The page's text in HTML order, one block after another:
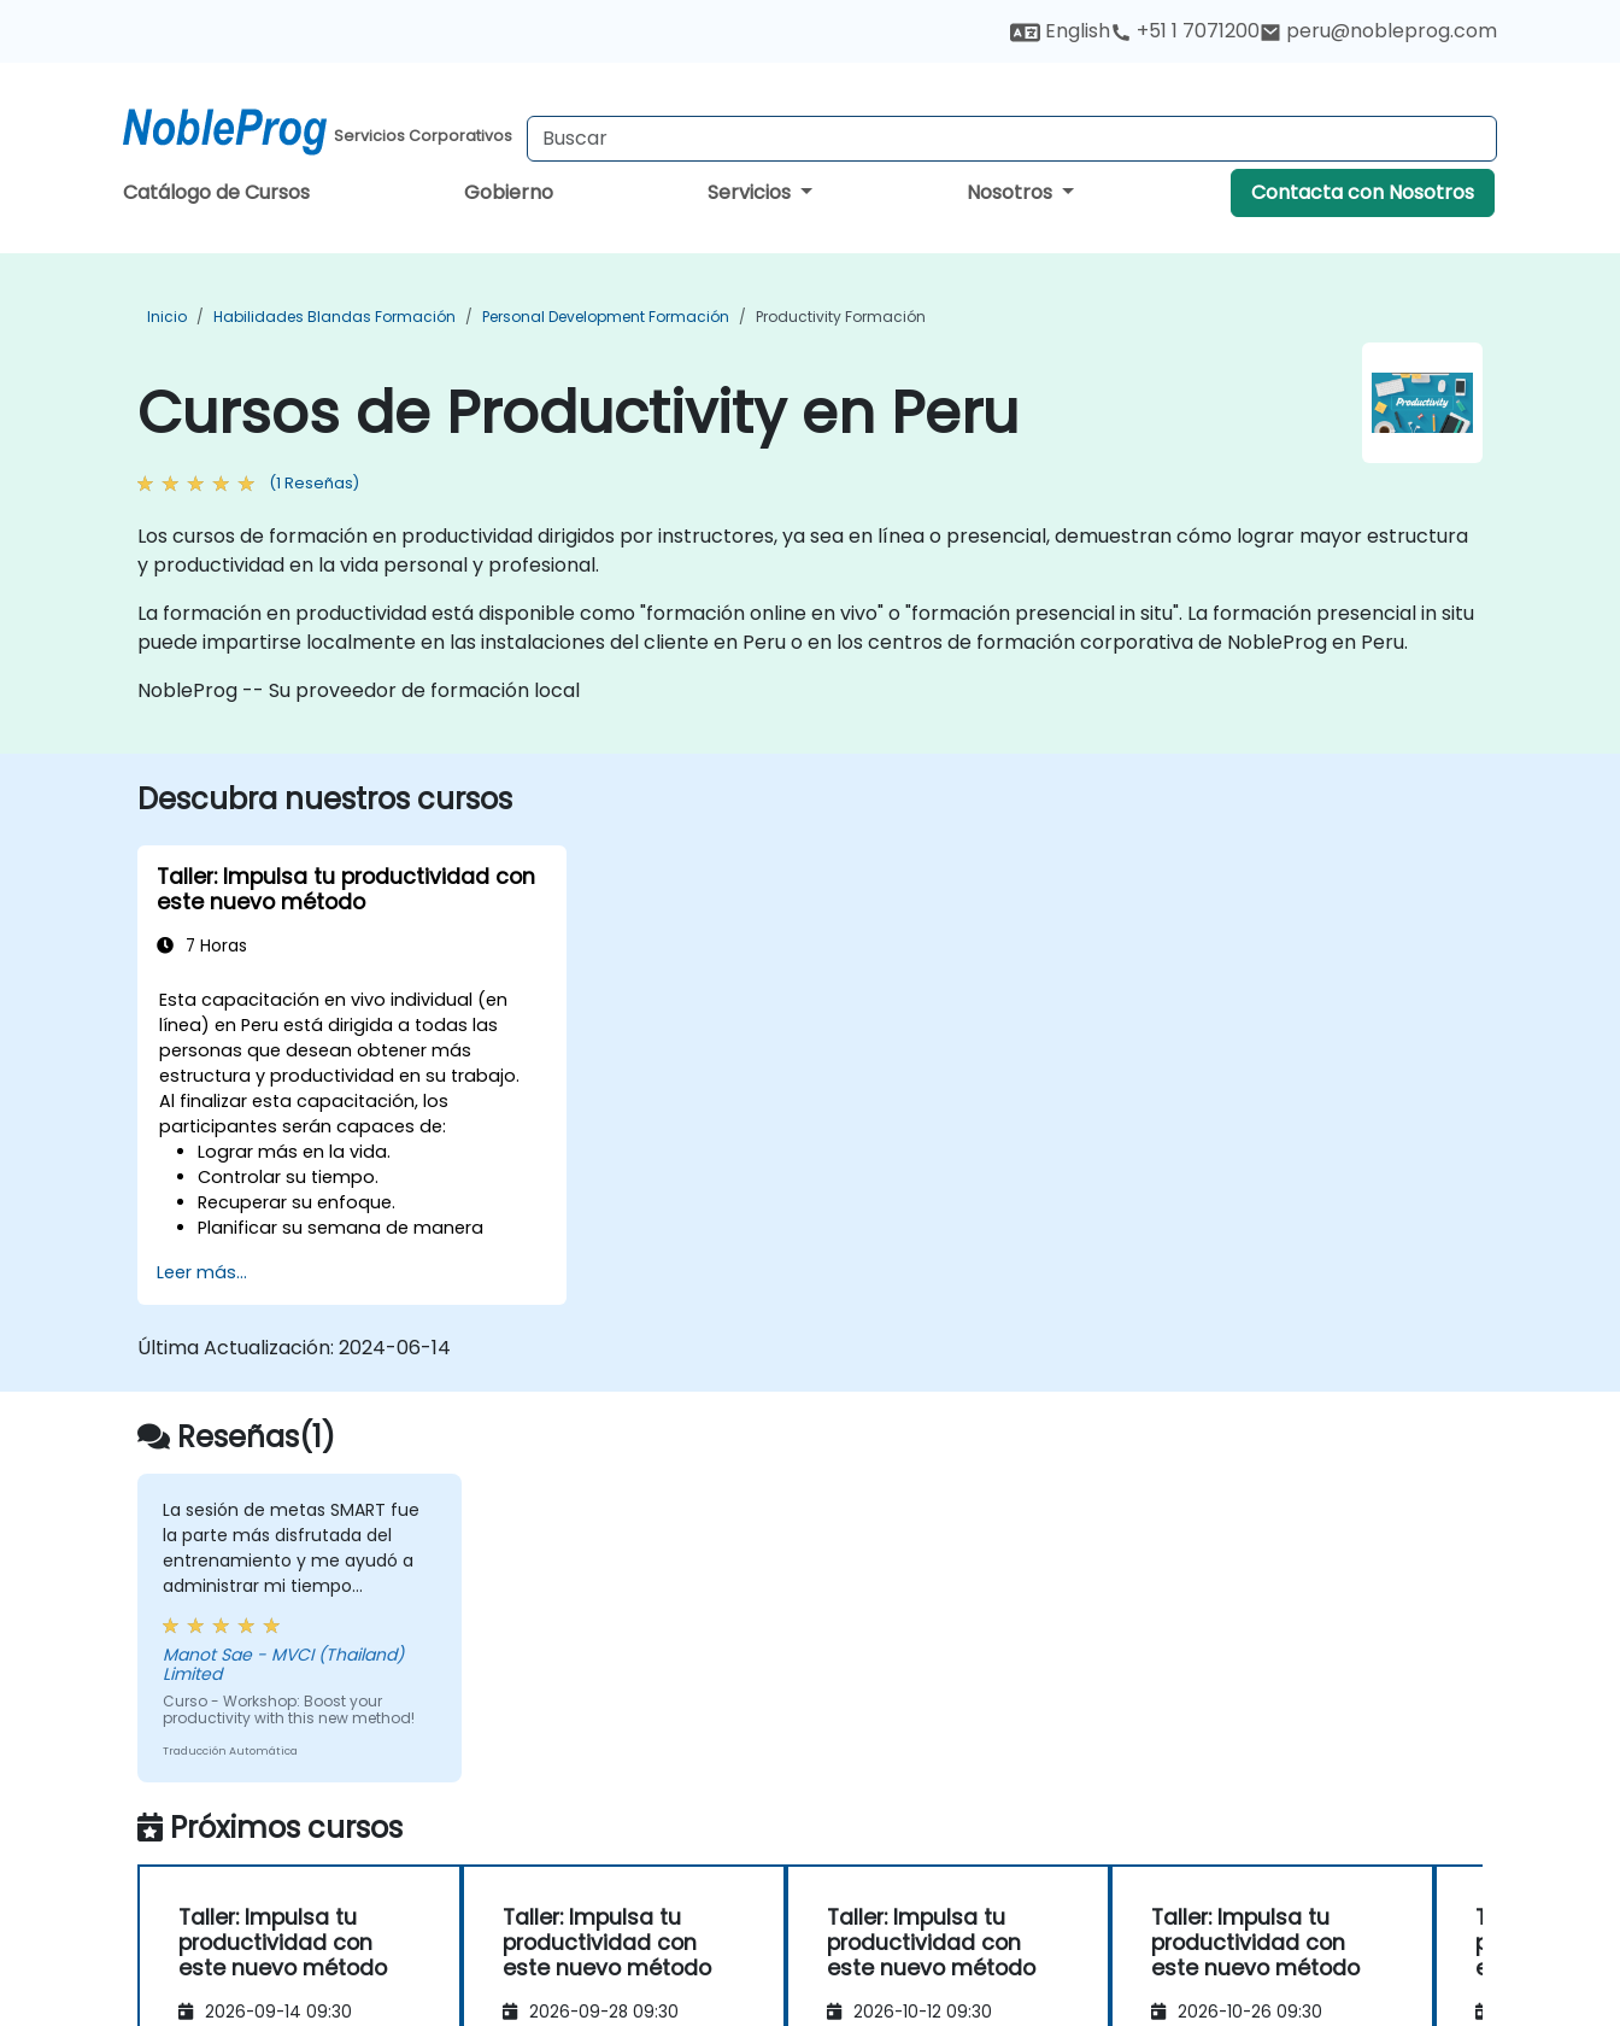
English +51 1 7071200 peru@nobleprog.com
Servicios Corporativos
Catálogo de Cursos Gobierno Servicios Nosotros Contacta con Nosotros
Inicio Habilidades Blandas Formación Personal Development Formación Productivity Formación
Cursos de Productivity en Peru
(1 Reseñas)
Los cursos de formación en productividad dirigidos por instructores, ya sea en línea o presencial, demuestran cómo lograr mayor estructura
y productividad en la vida personal y profesional.
La formación en productividad está disponible como "formación online en vivo" o "formación presencial in situ". La formación presencial in situ
puede impartirse localmente en las instalaciones del cliente en Peru o en los centros de formación corporativa de NobleProg en Peru.
NobleProg -- Su proveedor de formación local
Descubra nuestros cursos
Taller: Impulsa tu productividad con
este nuevo método
7 Horas
Esta capacitación en vivo individual (en
línea) en Peru está dirigida a todas las
personas que desean obtener más
estructura y productividad en su trabajo.
Al finalizar esta capacitación, los
participantes serán capaces de:
Lograr más en la vida.
Controlar su tiempo.
Recuperar su enfoque.
Planificar su semana de manera
Saber cómo manejar el estrés.
Leer más...
Última Actualización: 2024-06-14
Reseñas(1)
La sesión de metas SMART fue
la parte más disfrutada del
entrenamiento y me ayudó a
administrar mi tiempo
adecuadamente. Me permitió
establecer mis objetivos con
mayor claridad y pude ver que
establecer metas SMART se
puede aplicar a casi todo, como
Personal.
Manot Sae - MVCI (Thailand)
Limited
Curso - Workshop: Boost your
productivity with this new method!
Traducción Automática
Próximos cursos
Taller: Impulsa tu
productividad con
este nuevo método
2026-09-14 09:30
Taller: Impulsa tu
productividad con
este nuevo método
2026-09-28 09:30
Taller: Impulsa tu
productividad con
este nuevo método
2026-10-12 09:30
Taller: Impulsa tu
productividad con
este nuevo método
2026-10-26 09:30
Taller:
este nuevo